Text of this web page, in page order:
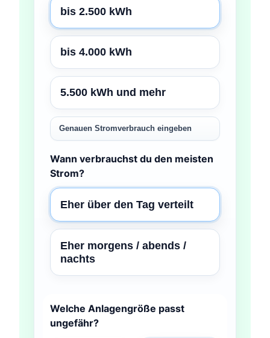
bis 2.500 kWh
bis 4.000 kWh
5.500 kWh und mehr
Genauen Stromverbrauch eingeben
Wann verbrauchst du den meisten
Strom?
Eher über den Tag verteilt
Eher morgens / abends /
nachts
Welche Anlagengröße passt
ungefähr?